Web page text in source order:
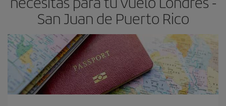
San Juan de Puerto Rico